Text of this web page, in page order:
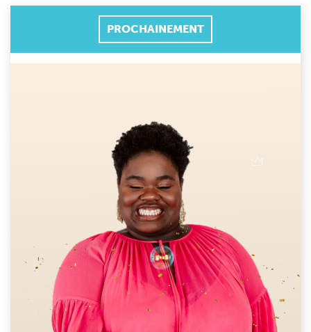
PROCHAINEMENT